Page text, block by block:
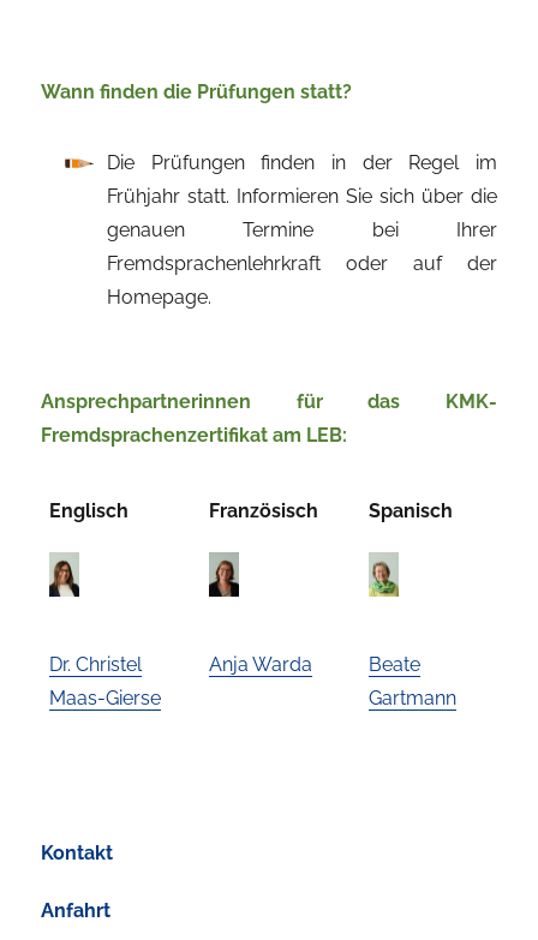
Wann finden die Prüfungen statt?
Die Prüfungen finden in der Regel im
Frühjahr statt. Informieren Sie sich über die
genauen Termine bei Ihrer
Fremdsprachenlehrkraft oder auf der
Homepage.
Ansprechpartnerinnen für das KMK-
Fremdsprachenzertifikat am LEB:
Englisch Französisch Spanisch
Dr. Christel
Maas-Gierse
Anja Warda
Beate
Gartmann
Kontakt
Anfahrt